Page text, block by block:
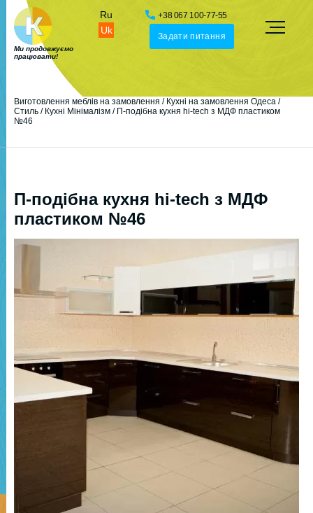
Ми продовжуємо
працювати!
Uk
Ru +38 067 100-77-55
Задати питання
Виготовлення меблів на замовлення / Кухні на замовлення Одеса /
Стиль / Кухні Мінімалізм / П-подібна кухня hi-tech з МДФ пластиком
№46
П-подібна кухня hi-tech з МДФ
пластиком №46